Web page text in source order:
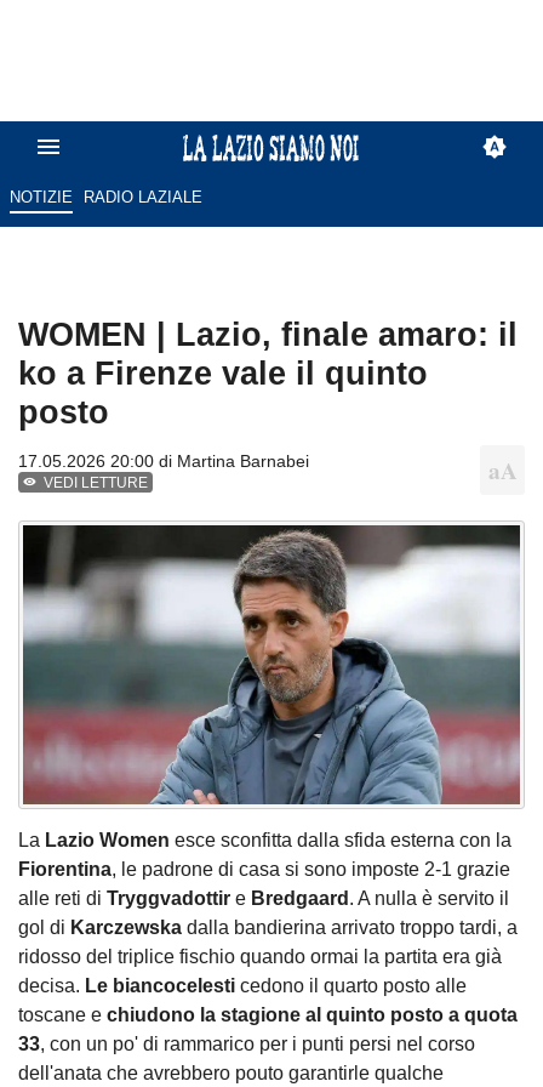
NOTIZIE RADIO LAZIALE
WOMEN | Lazio, finale amaro: il
ko a Firenze vale il quinto
posto
17.05.2026 20:00 di Martina Barnabei
VEDI LETTURE
La Lazio Women esce sconfitta dalla sfida esterna con la
Fiorentina, le padrone di casa si sono imposte 2-1 grazie
alle reti di Tryggvadottir e Bredgaard . A nulla è servito il
gol di Karczewska dalla bandierina arrivato troppo tardi, a
ridosso del triplice fischio quando ormai la partita era già
decisa. Le biancocelesti cedono il quarto posto alle
toscane e chiudono la stagione al quinto posto a quota
33, con un po' di rammarico per i punti persi nel corso
dell'anata che avrebbero pouto garantirle qualche